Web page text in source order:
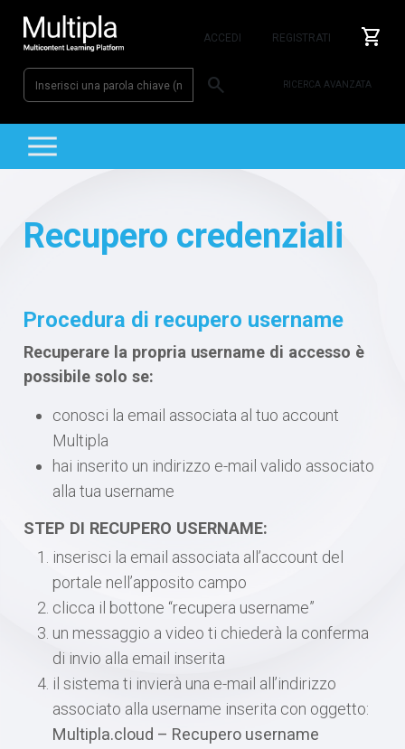
search RICERCA AVANZATA
ACCEDI REGISTRATI shopping_cart
Recupero credenziali
Procedura di recupero username
Recuperare la propria username di accesso è
possibile solo se:
conosci la email associata al tuo account
Multipla
hai inserito un indirizzo e-mail valido associato
alla tua username
STEP DI RECUPERO USERNAME:
inserisci la email associata all’account del
portale nell’apposito campo
clicca il bottone “recupera username”
un messaggio a video ti chiederà la conferma
di invio alla email inserita
il sistema ti invierà una e-mail all’indirizzo
associato alla username inserita con oggetto:
Multipla.cloud – Recupero username